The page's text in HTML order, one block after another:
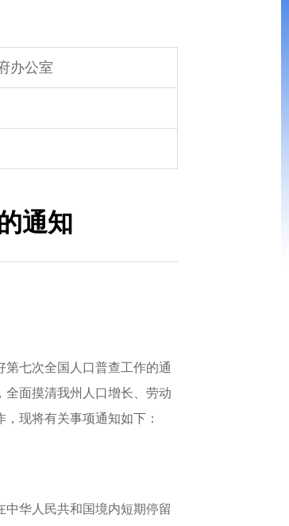
办公室
通知
七次全国人口普查工作的通
全面摸清我州人口增长、劳动
现将有关事项通知如下：
华人民共和国境内短期停留